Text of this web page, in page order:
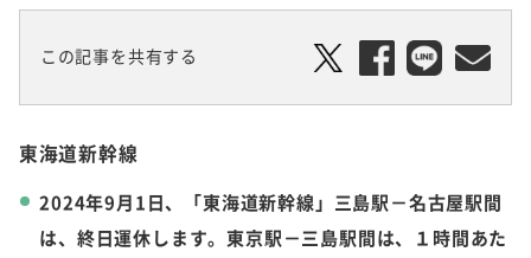
この記事を共有する
東海道新幹線
2024年9月1日、「東海道新幹線」三島駅－名古屋駅間
は、終日運休します。東京駅－三島駅間は、１時間あた